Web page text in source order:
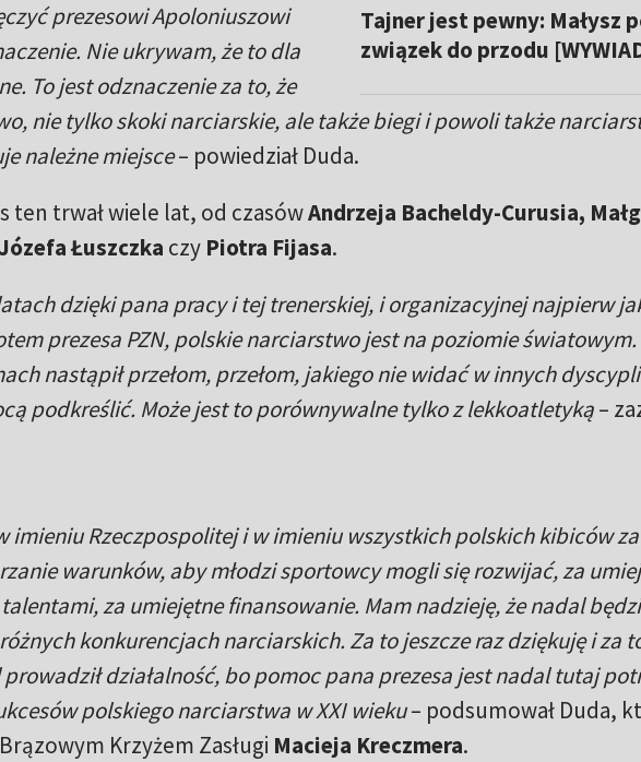
Tajner jest pewny: Małysz
związek do przodu
prezesowi Apoloniuszowi
Nie ukrywam, że to dla
To jest odznaczenie za to, że
nie tylko skoki narciarskie, ale także biegi i powoli także
należne miejsce– powiedział Duda.
ten trwał wiele lat, od czasówAndrzeja Bacheldy-Curusia,
Łuszczka czy Piotra Fijasa.
dzięki pana pracy i tej trenerskiej, i organizacyjnej najpierw
prezesa PZN, polskie narciarstwo jest na poziomie światowym.
nastąpił przełom, przełom, jakiego nie widać w innych
podkreślić. Może jest to porównywalne tylko z lekkoatletyką–
imieniu Rzeczpospolitej i w imieniu wszystkich polskich kibiców
warunków, aby młodzi sportowcy mogli się rozwijać, za
za umiejętne finansowanie. Mam nadzieję, że nadal
konkurencjach narciarskich. Za to jeszcze raz dziękuję i za
działalność, bo pomoc pana prezesa jest nadal tutaj
polskiego narciarstwa w XXI wieku– podsumował Duda,
Krzyżem Zasługi Macieja Kreczmera.